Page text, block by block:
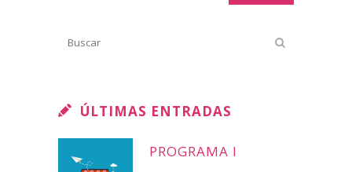
ÚLTIMAS ENTRADAS
PROGRAMA I